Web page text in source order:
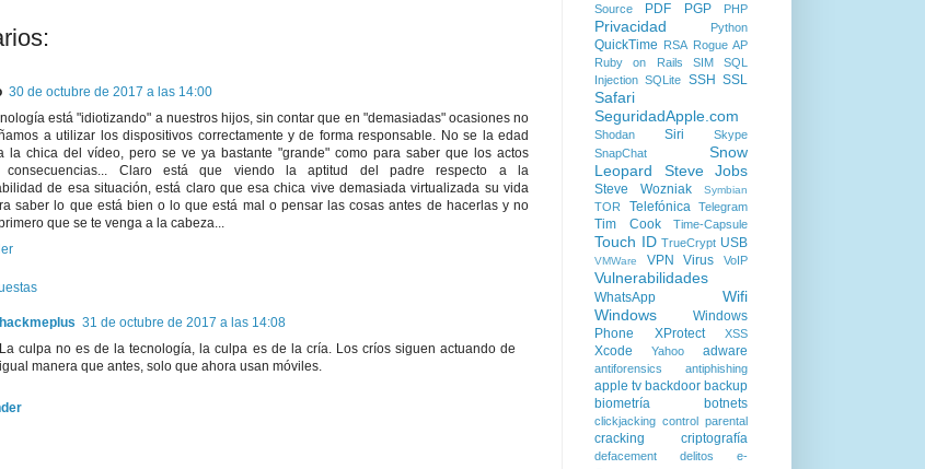
30 de octubre de 2017 a las 14:00
está "idiotizando" a nuestros hijos, sin contar que en "demasiadas" ocasiones no
a utilizar los dispositivos correctamente y de forma responsable. No se la edad
la chica del vídeo, pero se ve ya bastante "grande" como para saber que los actos
consecuencias... Claro está que viendo la aptitud del padre respecto a la
de esa situación, está claro que esa chica vive demasiada virtualizada su vida
saber lo que está bien o lo que está mal o pensar las cosas antes de hacerlas y no
que se te venga a la cabeza...
hackmeplus 31 de octubre de 2017 a las 14:08
La culpa no es de la tecnología, la culpa es de la cría. Los críos siguen actuando de
igual manera que antes, solo que ahora usan móviles.
Source
PDF PGP PHP
Privacidad Python
QuickTime RSA Rogue AP
Ruby on Rails
SIM
SQL
Injection SQLite SSH SSL
Safari
SeguridadApple.com
Shodan Siri
Skype
SnapChat
Snow
Leopard
Steve Jobs
Steve Wozniak Symbian
TOR Telefónica Telegram
Tim Cook Time-Capsule
Touch ID TrueCrypt USB
VMWare VPN Virus VoIP
Vulnerabilidades
WhatsApp
Wifi
Windows
Windows
Phone
XProtect XSS
Xcode Yahoo adware
antiforensics antiphishing
apple tv backdoor backup
biometría
botnets
clickjacking control parental
cracking criptografía
defacement delitos
e-